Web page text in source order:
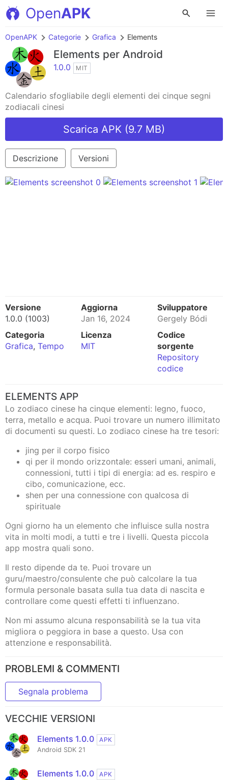
OpenAPK
OpenAPK Categorie Grafica Elements
Elements per Android
1.0.0 MIT
Calendario sfogliabile degli elementi dei cinque segni
zodiacali cinesi
Scarica APK (9.7 MB)
Descrizione Versioni
Versione
1.0.0 (1003)
Aggiorna
Jan 16, 2024
Sviluppatore
Gergely Bódi
Categoria
Grafica, Tempo
Licenza
MIT
Codice
sorgente
Repository
codice
ELEMENTS APP
Lo zodiaco cinese ha cinque elementi: legno, fuoco,
terra, metallo e acqua. Puoi trovare un numero illimitato
di documenti su questi. Lo zodiaco cinese ha tre tesori:
jing per il corpo fisico
qi per il mondo orizzontale: esseri umani, animali,
connessioni, tutti i tipi di energia: ad es. respiro e
cibo, comunicazione, ecc.
shen per una connessione con qualcosa di
spirituale
Ogni giorno ha un elemento che influisce sulla nostra
vita in molti modi, a tutti e tre i livelli. Questa piccola
app mostra quali sono.
Il resto dipende da te. Puoi trovare un
guru/maestro/consulente che può calcolare la tua
formula personale basata sulla tua data di nascita e
controllare come questi effetti ti influenzano.
Non mi assumo alcuna responsabilità se la tua vita
migliora o peggiora in base a questo. Usa con
attenzione e responsabilità.
PROBLEMI & COMMENTI
Segnala problema
VECCHIE VERSIONI
Elements 1.0.0
APK
Android SDK 21
Elements 1.0.0
APK